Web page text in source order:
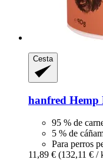
Cesta
hanfred Hemp
95 % de
5 % de
Para perros
11,89 € (132,11 € /